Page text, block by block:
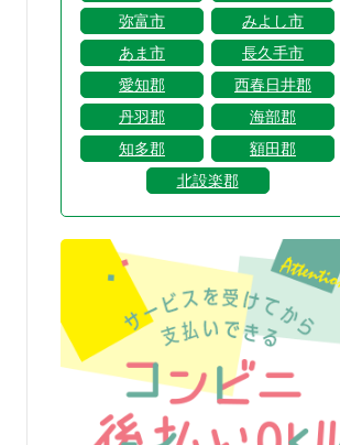
弥富市
みよし市
あま市
長久手市
愛知郡
西春日井郡
丹羽郡
海部郡
知多郡
額田郡
北設楽郡